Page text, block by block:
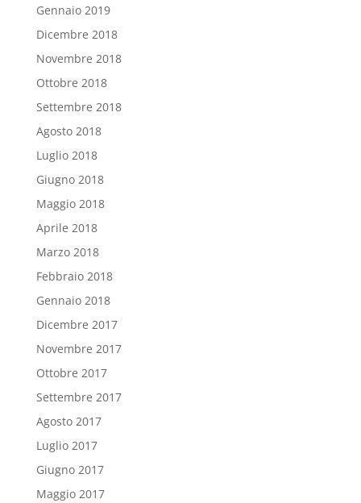
Gennaio 2019
Dicembre 2018
Novembre 2018
Ottobre 2018
Settembre 2018
Agosto 2018
Luglio 2018
Giugno 2018
Maggio 2018
Aprile 2018
Marzo 2018
Febbraio 2018
Gennaio 2018
Dicembre 2017
Novembre 2017
Ottobre 2017
Settembre 2017
Agosto 2017
Luglio 2017
Giugno 2017
Maggio 2017